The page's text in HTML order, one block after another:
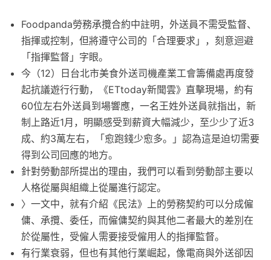
Foodpanda勞務承攬合約中註明，外送員不需受監督、
指揮或控制，但將遵守公司的「合理要求」，刻意迴避
「指揮監督」字眼。
今（12）日台北市美食外送司機產業工會籌備處再度發
起抗議遊行行動，《ETtoday新聞雲》直擊現場，約有
60位左右外送員到場響應，一名王姓外送員就指出，新
制上路近1月，明顯感受到薪資大幅減少，至少少了近3
成、約3萬左右，「愈跑錢少愈多。」認為這是迫切需要
得到公司回應的地方。
針對勞動部所提出的理由，我們可以看到勞動部主要以
人格從屬與組織上從屬進行認定。
〉一文中，就有介紹《民法》上的勞務契約可以分成僱
傭、承攬、委任，而僱傭契約與其他二者最大的差別在
於從屬性，受僱人需要接受僱用人的指揮監督。
有行業衰弱，但也有其他行業崛起，像電商與外送卻因